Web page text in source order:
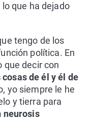
que ha dejado
tengo de los
política. En
que decir con
de él y él de
yo siempre le he
y tierra para
neurosis